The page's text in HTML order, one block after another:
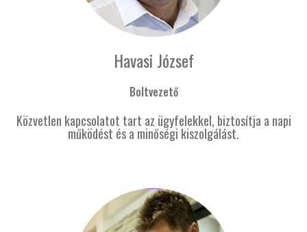
Havasi József
Boltvezető
Közvetlen kapcsolatot tart az ügyfelekkel, biztosítja a napi
működést és a minőségi kiszolgálást.